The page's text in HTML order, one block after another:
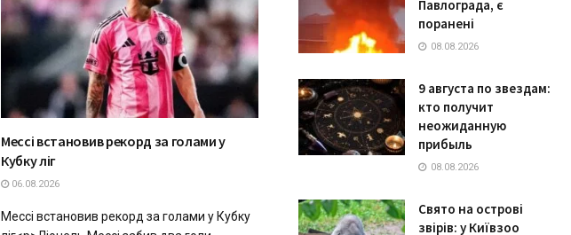
Мессі встановив рекорд за голами у
Кубку ліг
06.08.2026
Мессі встановив рекорд за голами у Кубку
Павлограда, є
поранені
08.08.2026
9 августа по звездам:
кто получит
неожиданную
прибыль
08.08.2026
Свято на острові
звірів: у Київзоо